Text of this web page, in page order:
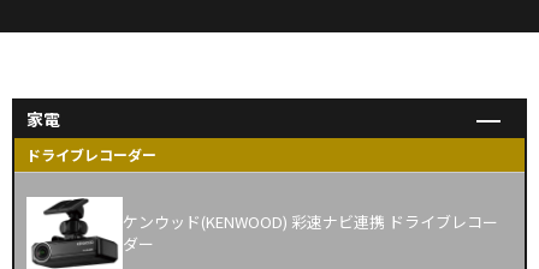
家電
ドライブレコーダー
ケンウッド(KENWOOD) 彩速ナビ連携 ドライブレコー
ダー